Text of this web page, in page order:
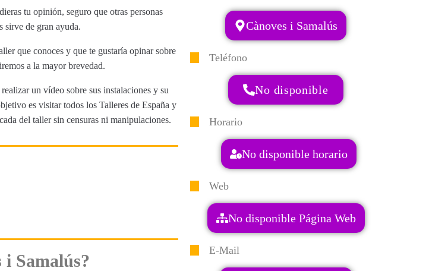
tu opinión, seguro que otras personas
sirve de gran ayuda.
que conoces y que te gustaría opinar sobre
a la mayor brevedad.
un vídeo sobre sus instalaciones y su
es visitar todos los Talleres de España y
del taller sin censuras ni manipulaciones.
i Samalús?
Cànoves i Samalús
Teléfono
No disponible
Horario
No disponible horario
Web
No disponible Página Web
E-Mail